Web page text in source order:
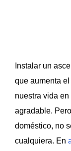
Instalar un
que aumenta
nuestra vida
agradable.
doméstico, no
cualquiera. En